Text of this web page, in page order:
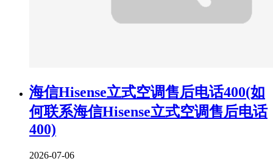
海信Hisense立式空调售后电话400(如
何联系海信Hisense立式空调售后电话
400)
2026-07-06